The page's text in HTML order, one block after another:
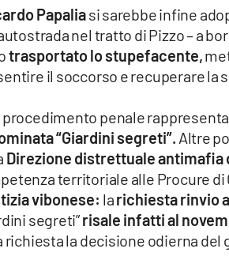
Papaliasi sarebbe infine
nel tratto di Pizzo – a
trasportato lo stupefacente,
il soccorso e recuperare la
procedimento penale
“Giardini segreti”. Altre
Direzione distrettuale antimafia
territoriale alle Procure di
vibonese: larichiesta rinvio
segreti”risale infatti al
richiesta la decisione odierna del